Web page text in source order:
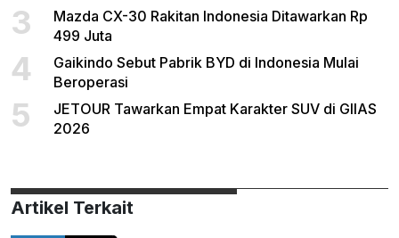
3
Mazda CX-30 Rakitan Indonesia Ditawarkan Rp
499 Juta
4
Gaikindo Sebut Pabrik BYD di Indonesia Mulai
Beroperasi
5
JETOUR Tawarkan Empat Karakter SUV di GIIAS
2026
Artikel Terkait